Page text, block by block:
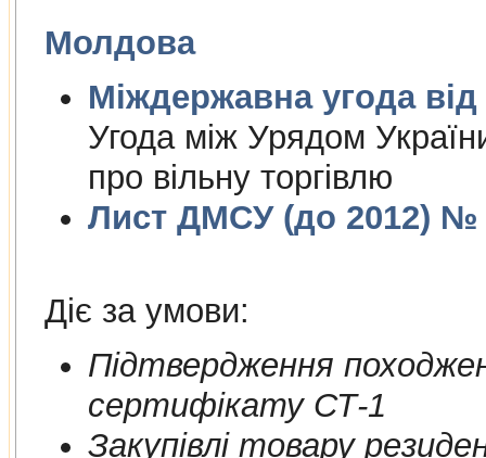
Молдова
Угода між Урядом
про вільну торгівлю
Лист ДМСУ (до 2012) №
Діє за умови:
Пiдтвердження
сертифiкату СТ-1
Закупiвлi товару